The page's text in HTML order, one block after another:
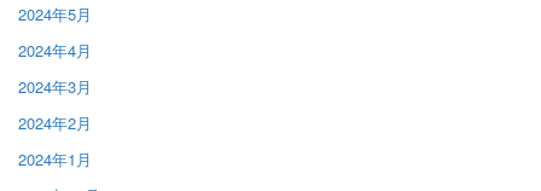
2024年5月
2024年4月
2024年3月
2024年2月
2024年1月